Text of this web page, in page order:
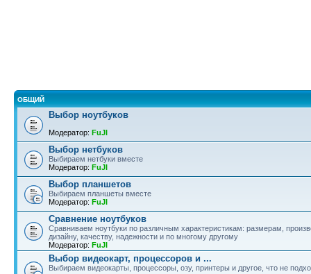
ОБЩИЙ
Выбор ноутбуков
Модератор: FuJI
Выбор нетбуков
Выбираем нетбуки вместе
Модератор: FuJI
Выбор планшетов
Выбираем планшеты вместе
Модератор: FuJI
Сравнение ноутбуков
Сравниваем ноутбуки по различным характеристикам: размерам,
дизайну, качеству, надежности и по многому другому
Модератор: FuJI
Выбор видеокарт, процессоров и ...
Выбираем видеокарты, процессоры, озу, принтеры и другое, что не